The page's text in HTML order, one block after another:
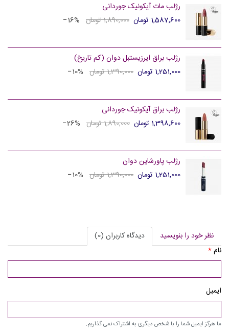
رژلب مات آیکونیک جوردانی
1,587,600 تومان
1,890,000 تومان ‎−16%
رژلب براق ایرزیستبل دوان (کم تاریخ)
1,251,000 تومان
1,390,000 تومان ‎−10%
رژلب براق آیکونیک جوردانی
1,398,600 تومان
1,890,000 تومان ‎−26%
رژلب پاورشاین دوان
1,251,000 تومان
1,390,000 تومان ‎−10%
نظر خود را بنویسید
دیدگاه کاربران (0)
نام*
ایمیل
ما هرگز ایمیل شما را با شخص دیگری به اشتراک نمی گذاریم.